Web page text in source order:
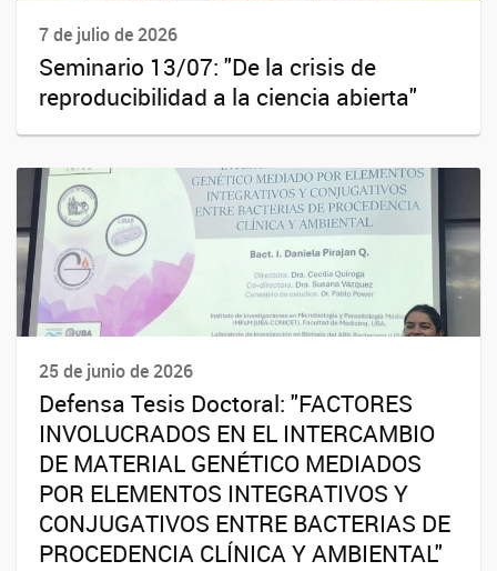
7 de julio de 2026
Seminario 13/07: "De la crisis de
reproducibilidad a la ciencia abierta"
25 de junio de 2026
Defensa Tesis Doctoral: "FACTORES
INVOLUCRADOS EN EL INTERCAMBIO
DE MATERIAL GENÉTICO MEDIADOS
POR ELEMENTOS INTEGRATIVOS Y
CONJUGATIVOS ENTRE BACTERIAS DE
PROCEDENCIA CLÍNICA Y AMBIENTAL"